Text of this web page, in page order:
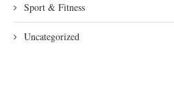
Sport & Fitness
Uncategorized